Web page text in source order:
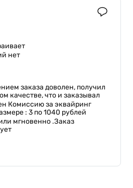
нет
заказа доволен, получил
качестве, что и заказывал
Комиссию за эквайринг
: 3 по 1040 рублей
мгновенно .Заказ